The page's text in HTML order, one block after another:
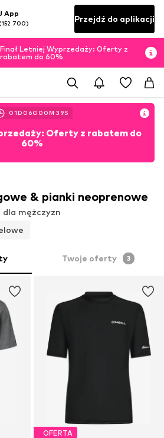
App
(152 700) Przejdź do aplikacji
Finał Letniej Wyprzedaży: Oferty z
rabatem do 60%
01D 06G 00M 37S
Oferty z rabatem do
60%
& pianki neoprenowe
dla mężczyzn
Twoje oferty 3
OFERTA